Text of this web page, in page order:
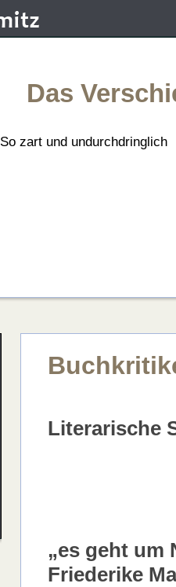
Das
So zart und undurchdringlich
Literarische
„es geht um
Friederike